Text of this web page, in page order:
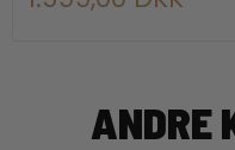
ANDRE